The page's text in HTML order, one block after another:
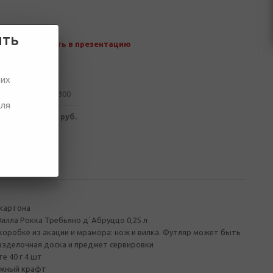
Добавить в презентацию
от 300
4 089 руб.
Рокка Требьяно д`Абруццо 0,25 л
из акации и мрамора: нож и вилка. Футляр может быть
доска и предмет сервировки
40 г 4 шт
крафт